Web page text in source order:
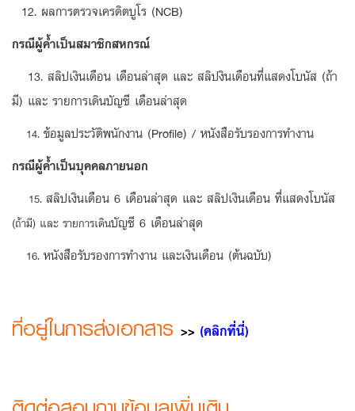
12. ผลการตรวจเครดิตบูโร (NCB)
กรณีผู้ค้ำเป็นสมาชิกสหกรณ์
13. สลิปเงินเดือน เดือนล่าสุด และ สลิปงินเดือนที่แสดงโบนัส (ถ้า
มี) และ รายการเดินบัญชี เดือนล่าสุด
14. ข้อมูลประวัติพนักงาน (Profile) / หนังสือรับรองการทำงาน
กรณีผู้ค้ำเป็นบุคคลภายนอก
15. สลิปเงินเดือน 6 เดือนล่าสุด และ สลิปเงินเดือน ที่แสดงโบนัส
(ถ้ามี) และ รายการเดินบัญชี 6 เดือนล่าสุด
16. หนังสือรับรองการทำงาน และเงินเดือน (ต้นฉบับ)
ที่อยู่ในการส่งเอกสาร >> (คลิกที่นี่)